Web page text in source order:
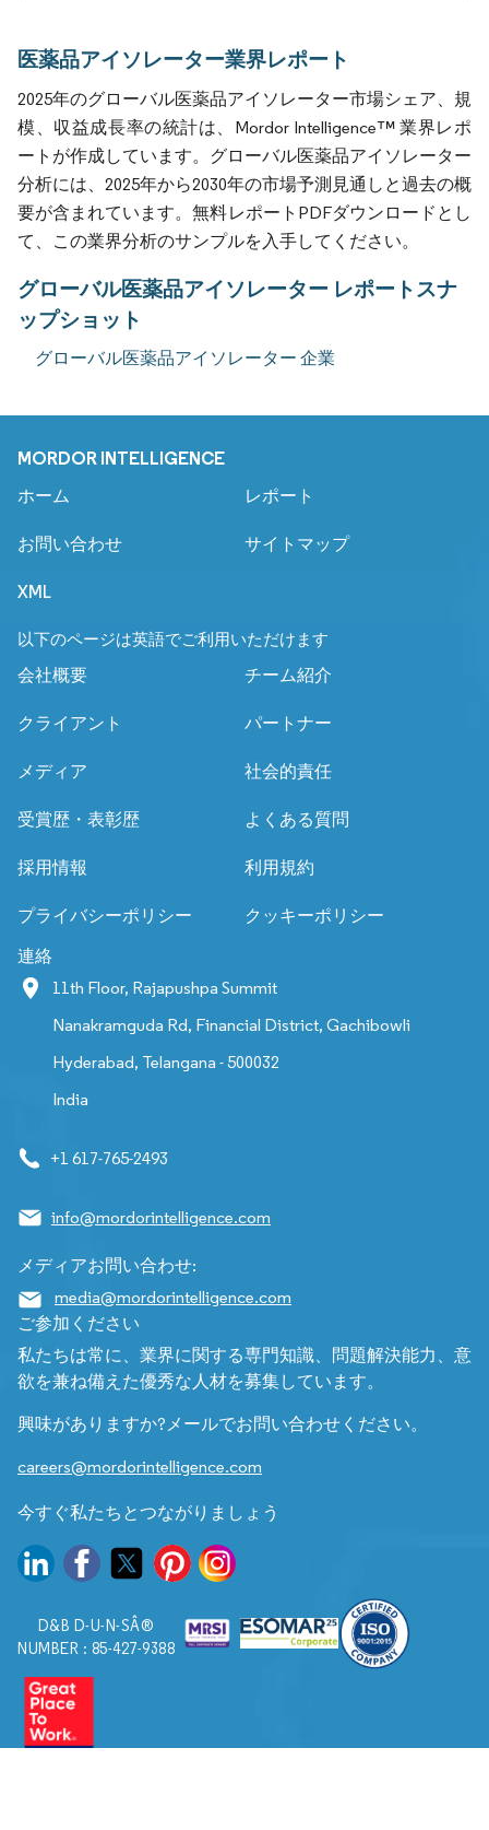
医薬品アイソレーター業界レポート
2025年のグローバル医薬品アイソレーター市場シェア、規
模、収益成長率の統計は、Mordor Intelligence™ 業界レポ
ートが作成しています。グローバル医薬品アイソレーター
分析には、2025年から2030年の市場予測見通しと過去の概
要が含まれています。無料レポートPDFダウンロードとし
て、この業界分析のサンプルを入手してください。
グローバル医薬品アイソレーター レポートスナ
ップショット
グローバル医薬品アイソレーター 企業
MORDOR INTELLIGENCE
ホーム レポート
お問い合わせ サイトマップ
XML
以下のページは英語でご利用いただけます
会社概要
チーム紹介
クライアント パートナー
メディア 社会的責任
受賞歴・表彰歴 よくある質問
採用情報 利用規約
プライバシーポリシー クッキーポリシー
連絡
11th Floor, Rajapushpa Summit
Nanakramguda Rd, Financial District, Gachibowli
Hyderabad, Telangana - 500032
India
+1 617-765-2493
info@mordorintelligence.com
メディアお問い合わせ:
media@mordorintelligence.com
ご参加ください
私たちは常に、業界に関する専門知識、問題解決能力、意
欲を兼ね備えた優秀な人材を募集しています。
興味がありますか?メールでお問い合わせください。
careers@mordorintelligence.com
今すぐ私たちとつながりましょう
D&B D-U-N-SÂ®
NUMBER : 85-427-9388